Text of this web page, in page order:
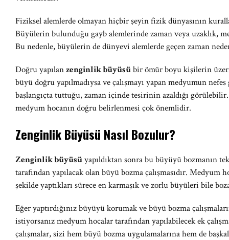
Fiziksel alemlerde olmayan hiçbir şeyin fizik dünyasının
Büyülerin bulunduğu gayb alemlerinde zaman veya uzaklık,
Bu nedenle, büyülerin de dünyevi alemlerde geçen zaman
Doğru yapılanzenginlik büyüsübir ömür boyu kişilerin
büyü doğru yapılmadıysa ve çalışmayı yapan medyumun
başlangıçta tuttuğu, zaman içinde tesirinin azaldığı
medyum hocanın doğru belirlenmesi çok önemlidir.
Zenginlik Büyüsü Nasıl Bozulur?
Zenginlik büyüsüyapıldıktan sonra bu büyüyü bozmanın
tarafından yapılacak olan büyü bozma çalışmasıdır. Medyum
şekilde yaptıkları sürece en karmaşık ve zorlu büyüleri bile
Eğer yaptırdığınız büyüyü korumak ve büyü bozma
istiyorsanız medyum hocalar tarafından yapılabilecek ek
çalışmalar, sizi hem büyü bozma uygulamalarına hem de